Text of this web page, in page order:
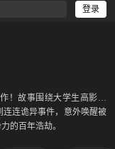
登录
！故事围绕大学生高影展
连诡异事件，意外唤醒被
的百年浩劫。